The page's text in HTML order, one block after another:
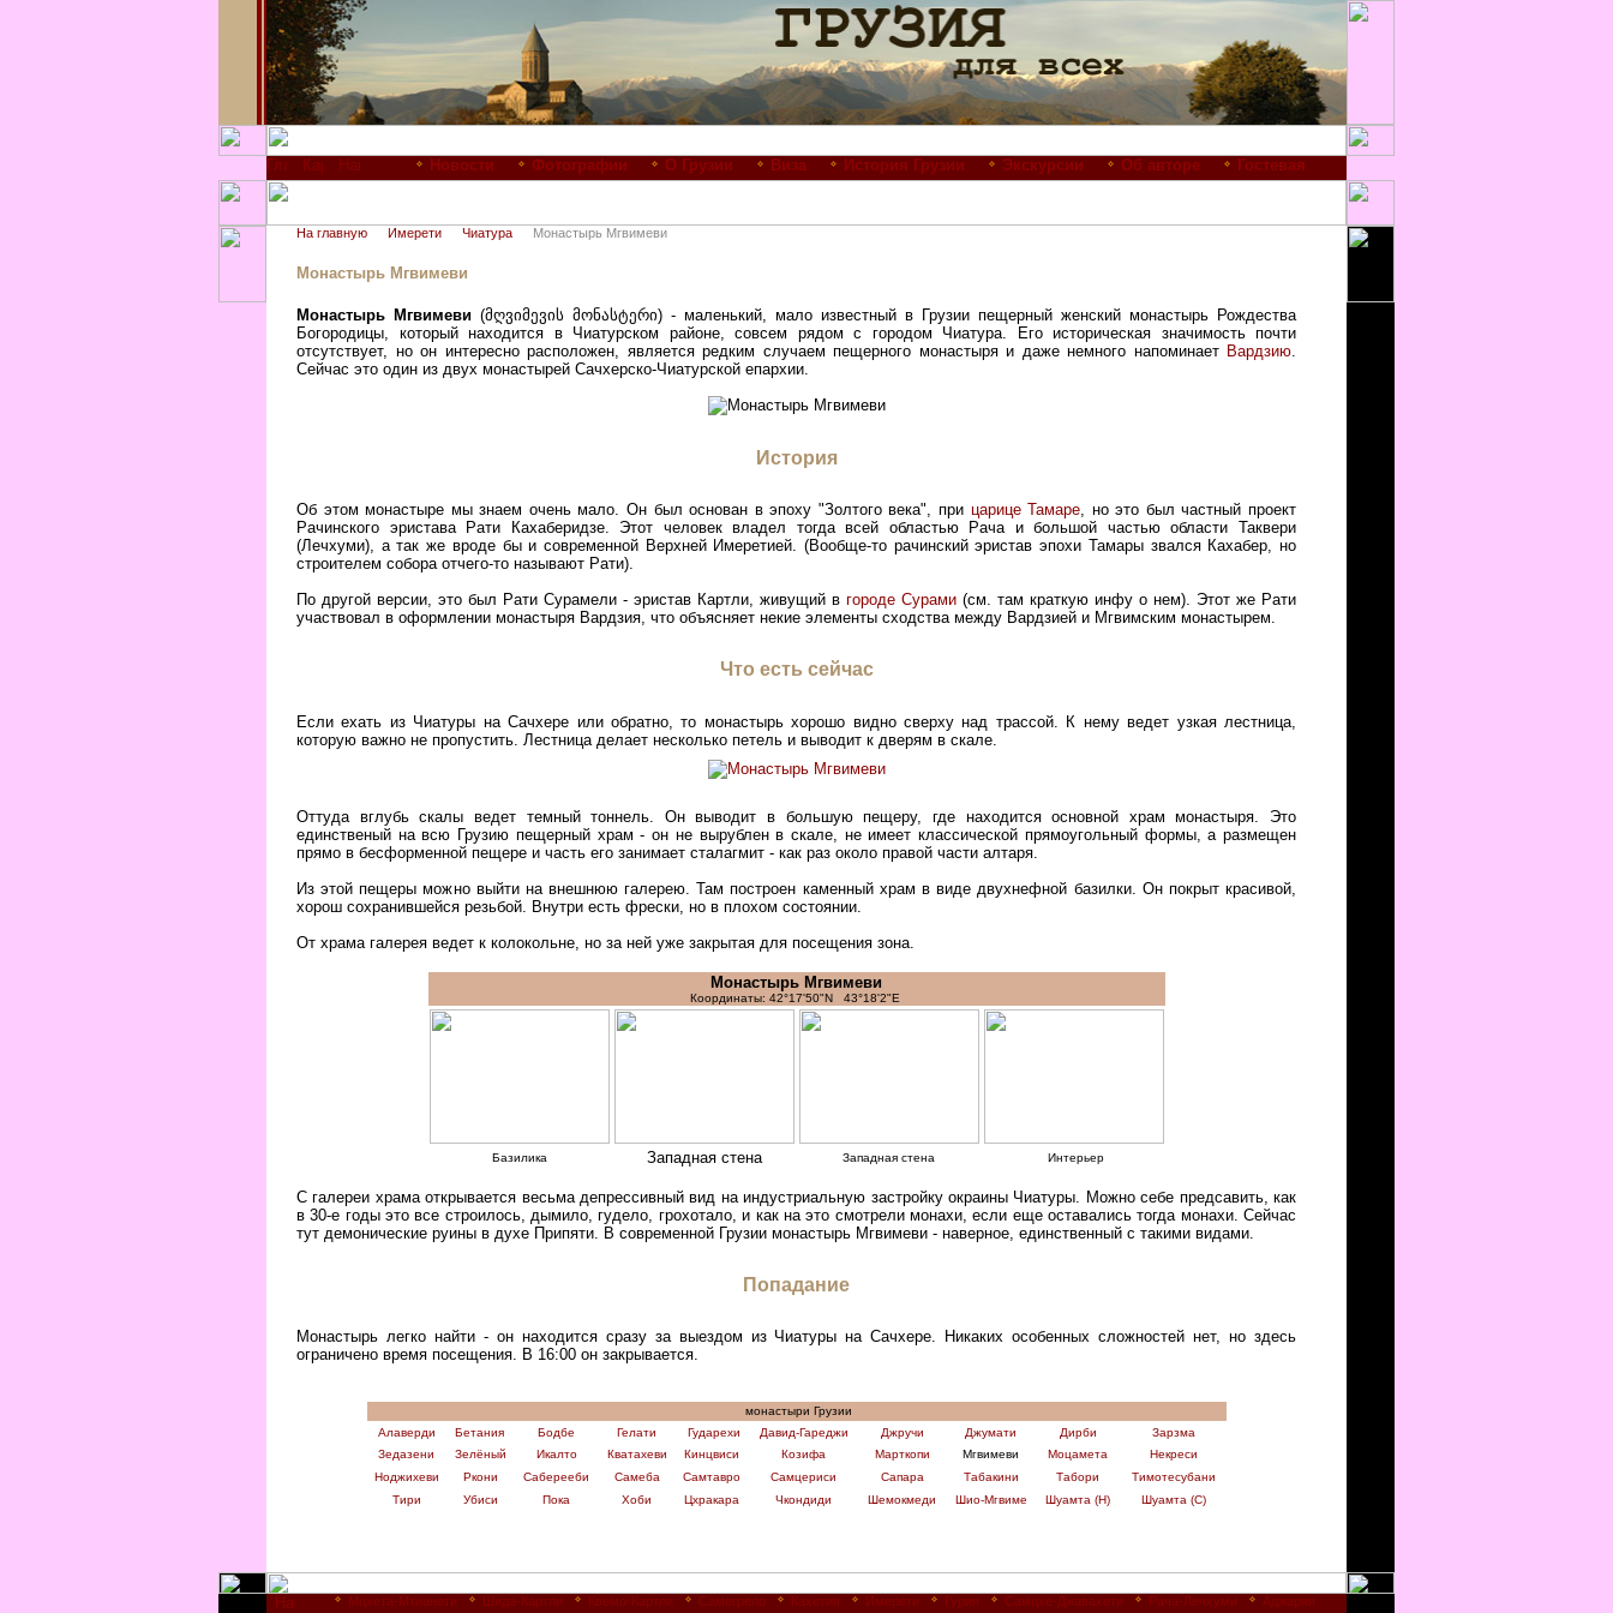
Новости Фотографии О Грузии Виза История Грузии Экскурсии Об авторе Гостевая
На главную Имерети Чиатура Монастырь Мгвимеви
Монастырь Мгвимеви
Монастырь Мгвимеви (მღვიმევის მონასტერი) - маленький, мало известный в Грузии пещерный женский монастырь Рождества
Богородицы, который находится в Чиатурском районе, совсем рядом с городом Чиатура. Его историческая значимость почти
отсутствует, но он интересно расположен, является редким случаем пещерного монастыря и даже немного напоминает Вардзию.
Сейчас это один из двух монастырей Сачхерско-Чиатурской епархии.
История
Об этом монастыре мы знаем очень мало. Он был основан в эпоху "Золтого века", при царице Тамаре, но это был частный проект
Рачинского эристава Рати Кахаберидзе. Этот человек владел тогда всей областью Рача и большой частью области Таквери
(Лечхуми), а так же вроде бы и современной Верхней Имеретией. (Вообще-то рачинский эристав эпохи Тамары звался Кахабер, но
строителем собора отчего-то называют Рати).
По другой версии, это был Рати Сурамели - эристав Картли, живущий в городе Сурами (см. там краткую инфу о нем). Этот же Рати
участвовал в оформлении монастыря Вардзия, что объясняет некие элементы сходства между Вардзией и Мгвимским монастырем.
Что есть сейчас
Если ехать из Чиатуры на Сачхере или обратно, то монастырь хорошо видно сверху над трассой. К нему ведет узкая лестница,
которую важно не пропустить. Лестница делает несколько петель и выводит к дверям в скале.
Оттуда вглубь скалы ведет темный тоннель. Он выводит в большую пещеру, где находится основной храм монастыря. Это
единственый на всю Грузию пещерный храм - он не вырублен в скале, не имеет классической прямоугольный формы, а размещен
прямо в бесформенной пещере и часть его занимает сталагмит - как раз около правой части алтаря.
Из этой пещеры можно выйти на внешнюю галерею. Там построен каменный храм в виде двухнефной базилки. Он покрыт красивой,
хорош сохранившейся резьбой. Внутри есть фрески, но в плохом состоянии.
От храма галерея ведет к колокольне, но за ней уже закрытая для посещения зона.
Монастырь Мгвимеви
Координаты: 42°17'50"N 43°18'2"E
Базилика Западная стена Западная стена Интерьер
С галереи храма открывается весьма депрессивный вид на индустриальную застройку окраины Чиатуры. Можно себе предсавить, как
в 30-е годы это все строилось, дымило, гудело, грохотало, и как на это смотрели монахи, если еще оставались тогда монахи. Сейчас
тут демонические руины в духе Припяти. В современной Грузии монастырь Мгвимеви - наверное, единственный с такими видами.
Попадание
Монастырь легко найти - он находится сразу за выездом из Чиатуры на Сачхере. Никаких особенных сложностей нет, но здесь
ограничено время посещения. В 16:00 он закрывается.
монастыри Грузии
Алаверди
Бетания Бодбе Гелати Гударехи Давид-Гареджи Джручи Джумати Дирби
Зарзма
Зедазени
Зелёный Икалто Кватахеви Кинцвиси Козифа Марткопи Мгвимеви Моцамета
Некреси
Ноджихеви
Ркони Саберееби Самеба Самтавро Самцериси Сапара Табакини Табори
Тимотесубани
Тири
Убиси Пока Хоби Цхракара Чкондиди Шемокмеди Шио-Мгвиме Шуамта (Н) Шуамта (С)
Мцхета-Мтианети Шида-Картли Квемо-Картли Самегрело Кахетия Имерети Гурия Самцхе-Джавахети Рача-Лечхуми Аджария